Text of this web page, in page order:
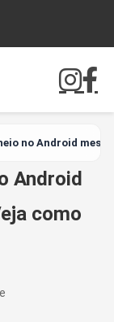
no Android
Android
como